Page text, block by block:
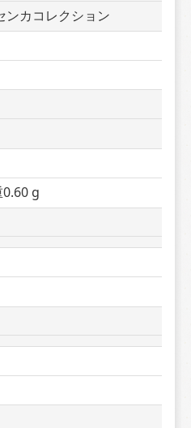
ンカコレクション
g